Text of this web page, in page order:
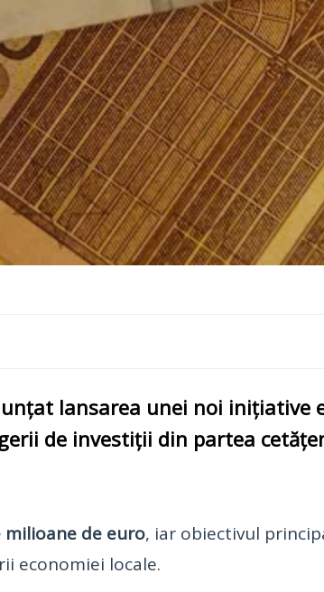
lansarea unei noi inițiative
de investiții din partea
milioane de euro, iar obiectivul
economiei locale.